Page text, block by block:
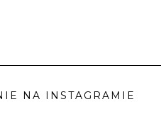
NA INSTAGRAMIE